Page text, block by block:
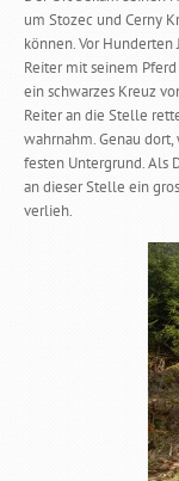
um Stozec und Cerny
können. Vor Hunderten
Reiter mit seinem
ein schwarzes Kreuz
Reiter an die Stelle
wahrnahm. Genau
festen Untergrund. Als
an dieser Stelle ein
verlieh.